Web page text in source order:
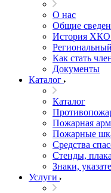
О нас
Общие
История
Как стать
Документы
Каталог
Каталог
Пожарная
Пожарные
Средства
Стенды,
Знаки,
Услуги